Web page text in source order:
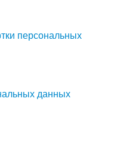
персональных
данных